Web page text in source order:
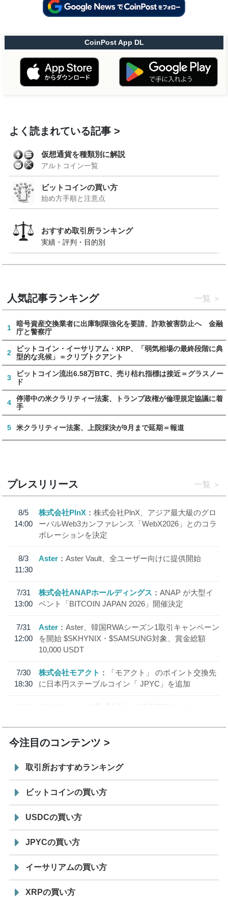
CoinPost App DL
よく読まれている記事
仮想通貨を種類別に解説
アルトコイン一覧
ビットコインの買い方
始め方手順と注意点
おすすめ取引所ランキング
実績・評判・目的別
人気記事ランキング 一覧
1
暗号資産交換業者に出庫制限強化を要請、詐欺被害防止へ 金融
庁と警察庁
2
ビットコイン・イーサリアム・XRP、「弱気相場の最終段階に典
型的な兆候」＝クリプトクアント
3
ビットコイン流出6.58万BTC、売り枯れ指標は接近＝グラスノー
ド
4
停滞中の米クラリティー法案、トランプ政権が倫理規定協議に着
手
5 米クラリティー法案、上院採決が9月まで延期＝報道
プレスリリース 一覧
8/5
14:00
株式会社PlnX
株式会社PlnX、アジア最大級のグロ
ーバルWeb3カンファレンス「WebX2026」とのコラ
ボレーションを決定
8/3
11:30
Aster Aster Vault、全ユーザー向けに提供開始
7/31
13:00
株式会社ANAPホールディングス
ANAP が大型イ
ベント「BITCOIN JAPAN 2026」開催決定
7/31
12:00
Aster
Aster、韓国RWAシーズン1取引キャンペーン
を開始 $SKHYNIX・$SAMSUNG対象、賞金総額
10,000 USDT
7/30
18:30
株式会社モアクト
「モアクト」 のポイント交換先
に日本円ステーブルコイン「 JPYC」を追加
7/29
SBI VCトレード株式会社
信託型円建てステーブル
今注目のコンテンツ
取引所おすすめランキング
ビットコインの買い方
USDCの買い方
JPYCの買い方
イーサリアムの買い方
XRPの買い方